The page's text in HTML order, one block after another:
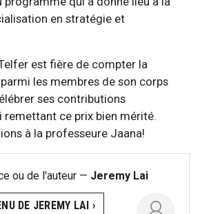
en stratégie et
est fière de compter la
les membres de son corps
ses contributions
remettant ce prix bien mérité.
à la professeure Jaana!
ou de l'auteur — Jeremy Lai
DE JEREMY LAI ›